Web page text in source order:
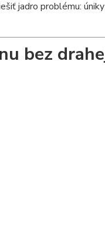
jadro problému:
bez